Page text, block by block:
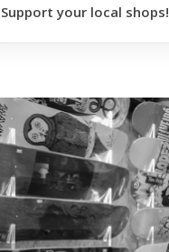
Support your local shops!